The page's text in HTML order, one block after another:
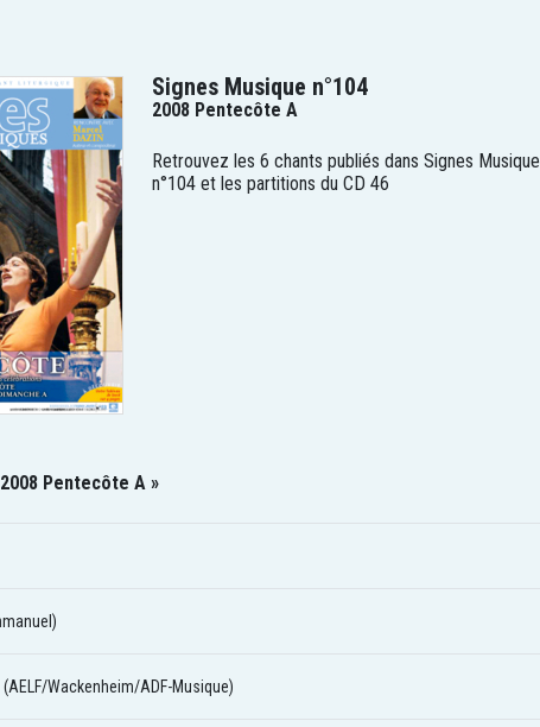
Signes Musique n°104
2008 Pentecôte A
Retrouvez les 6 chants publiés dans Signes Musique
n°104 et les partitions du CD 46
Pentecôte A »
(AELF/Wackenheim/ADF-Musique)